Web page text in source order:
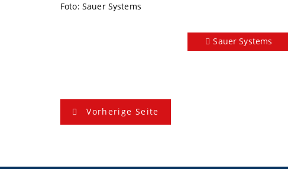
Foto: Sauer Systems
Sauer Systems
Vorherige Seite